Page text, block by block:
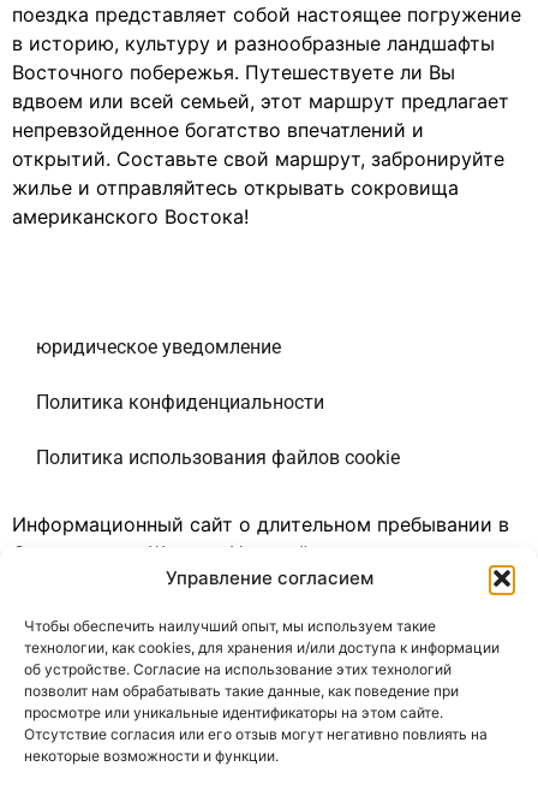
Управление согласием
Чтобы обеспечить наилучший опыт, мы используем такие
технологии, как cookies, для хранения и/или доступа к информации
об устройстве. Согласие на использование этих технологий
позволит нам обрабатывать такие данные, как поведение при
просмотре или уникальные идентификаторы на этом сайте.
Отсутствие согласия или его отзыв могут негативно повлиять на
некоторые возможности и функции.
поездка представляет собой настоящее погружение
в историю, культуру и разнообразные ландшафты
Восточного побережья. Путешествуете ли Вы
вдвоем или всей семьей, этот маршрут предлагает
непревзойденное богатство впечатлений и
открытий. Составьте свой маршрут, забронируйте
жилье и отправляйтесь открывать сокровища
американского Востока!
юридическое уведомление
Политика конфиденциальности
Политика использования файлов cookie
Информационный сайт о длительном пребывании в
Соединенных Штатах. Наш сайт доступен на
нескольких языках. Мы являемся информационным
администрации. Единственная цель нашего сайта —
предоставить информацию для путешественников в
Соединенные Штаты. Мы не предлагаем никаких
платных услуг и не собираем никаких личных
данных посетителей сайта.